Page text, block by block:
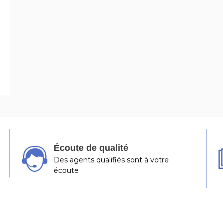
Écoute de qualité
Des agents qualifiés sont à votre
écoute